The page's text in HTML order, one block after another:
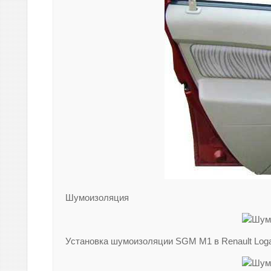
Шумоизоляция
Установка шумоизоляции SGM M1 в Renault